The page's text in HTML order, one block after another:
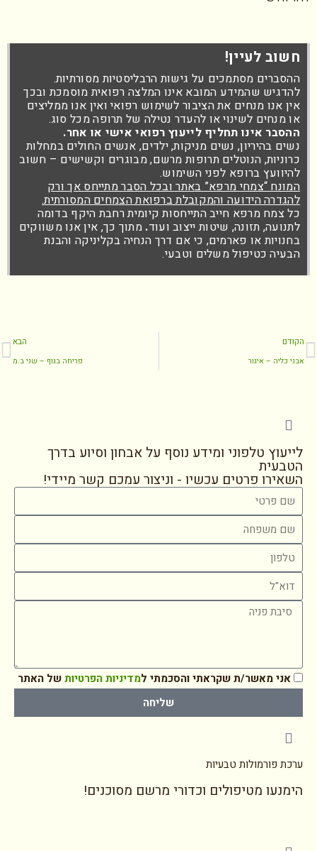
חשוב לעיין!
ההסברים מסתמכים על גישות הרבליסטיות מסורתיות.
להדגיש שהמידע המובא אינו המלצה רפואית מוסמכת ובכך
אין אנו מנחים את הציבור לשימוש רפואי ואין אנו ממליצים
או מנחים לשינוי או להעדר נטילה של תרופה מכל סוג.
ההסבר אינו תחליף לייעוץ רפואי אישי או אחר.
נשים בהיריון, נשים מניקות, ילדים, אנשים החולים במחלות
כרוניות, הנוטלים תרופות מרשם, מבוגרים וקשישים – חשוב
להיוועץ ברופא לפני השימוש.
המונח “צמחי מרפא” באתר ובכל הסבר מתייחס אך ורק
להגדרה הידועה והמקובלת ברפואת הצמחים המסורתית.
כל צמח מרפא חייב התייחסות קיומית רחבת היקף בדומה
לתנועה, תזונה, שיטות ייצוב ועוד. מתוך כך, אין אנו משווקים
בחנויות או פארמים, כי אם דרך הנחיה בקליניקה והבנת
הבעיה כטיפול משלים וטבעי.
הקודם
אבני כליה – איגור
הבא
פריחה בגוף – שני ב.מ
לייעוץ טלפוני ומידע נוסף על אבחון וסיוע בדרך
הטבעית
השאירו פרטים עכשיו - וניצור עמכם קשר מיידי!
אני מאשר/ת שקראתי והסכמתי למדיניות הפרטיותשל האתר
שליחה
ערכת פורמולות טבעיות
הימנעו מטיפולים וכדורי מרשם מסוכנים!